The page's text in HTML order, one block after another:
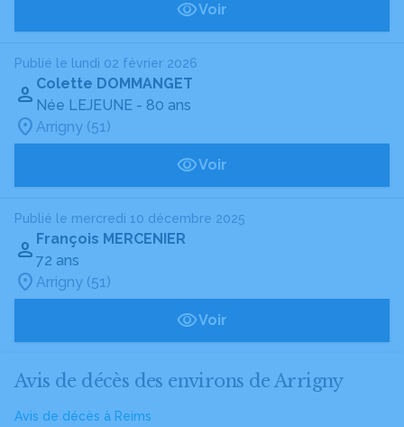
Voir
Publié le lundi 02 février 2026
Colette DOMMANGET
Née LEJEUNE - 80 ans
Arrigny (51)
Voir
Publié le mercredi 10 décembre 2025
François MERCENIER
72 ans
Arrigny (51)
Voir
Avis de décès des environs de Arrigny
Avis de décès à Reims